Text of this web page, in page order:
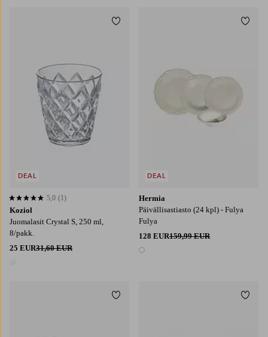
Koziol
Juomalasit Crystal S, 250 ml,
8/pakk.
25 EUR31,60 EUR
5,0 perustuen 1 arvosanaan
5,0 (1)
DEAL
Lisää suosikkeihin
Hermia
Päivällisastiasto (24 kpl) - Fulya
Fulya
128 EUR159,99 EUR
1 väri
DEAL
Lisää suosikkeihin